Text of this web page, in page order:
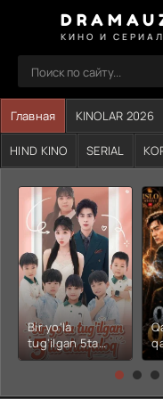
КИНО И
Главная KINOLAR 2026
HIND KINO SERIAL
Bir yo'la
tug'ilgan 5ta
chaqaloq 1-2-3-